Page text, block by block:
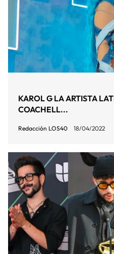
KAROL G LA ARTISTA
COACHELL...
Redacción LOS40 18/04/2022